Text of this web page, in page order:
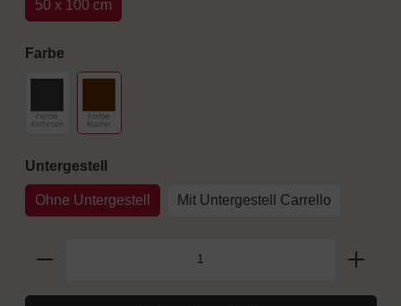
50 x 100 cm
Farbeauswählen
SchwarzFarbe Kupfer
Untergestell auswählen
Ohne Untergestell Mit Untergestell Carrello